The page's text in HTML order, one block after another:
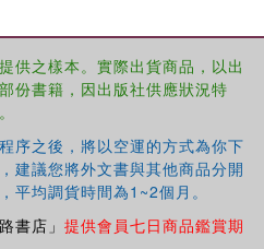
and international governance
on the impact of the Mandates
供之樣本。實際出貨商品，以出
份書籍，因出版社供應狀況特
序之後，將以空運的方式為你下
建議您將外文書與其他商品分開
平均調貨時間為1~2個月。
書店」 提供會員七日商品鑑賞期